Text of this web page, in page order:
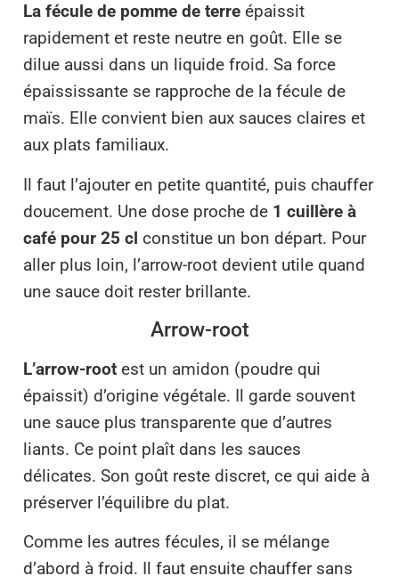
La fécule de pomme de terre épaissit
rapidement et reste neutre en goût. Elle se
dilue aussi dans un liquide froid. Sa force
épaississante se rapproche de la fécule de
maïs. Elle convient bien aux sauces claires et
aux plats familiaux.
Il faut l’ajouter en petite quantité, puis chauffer
doucement. Une dose proche de 1 cuillère à
café pour 25 cl constitue un bon départ. Pour
aller plus loin, l’arrow-root devient utile quand
une sauce doit rester brillante.
Arrow-root
L’arrow-root est un amidon (poudre qui
épaissit) d’origine végétale. Il garde souvent
une sauce plus transparente que d’autres
liants. Ce point plaît dans les sauces
délicates. Son goût reste discret, ce qui aide à
préserver l’équilibre du plat.
Comme les autres fécules, il se mélange
d’abord à froid. Il faut ensuite chauffer sans